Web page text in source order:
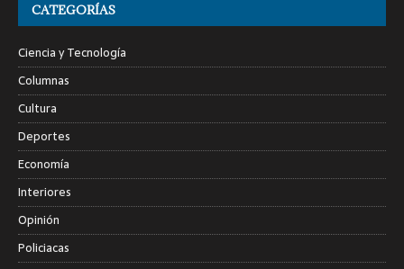
CATEGORÍAS
Ciencia y Tecnología
Columnas
Cultura
Deportes
Economía
Interiores
Opinión
Policiacas